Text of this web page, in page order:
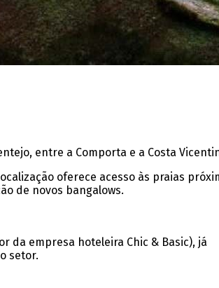
entre a Comporta e a Costa
oferece acesso às praias
de novos bangalows.
da empresa hoteleira Chic & Basic), já
setor.